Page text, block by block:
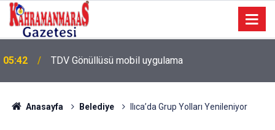
05:42 TDV Gönüllüsü mobil uygulama
Anasayfa Belediye Ilıca’da Grup Yolları Yenileniyor